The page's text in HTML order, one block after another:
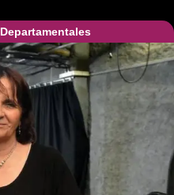
Departamentales